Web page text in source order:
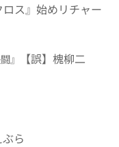
ス』始めリチャー
』
【誤】槐柳二
ら